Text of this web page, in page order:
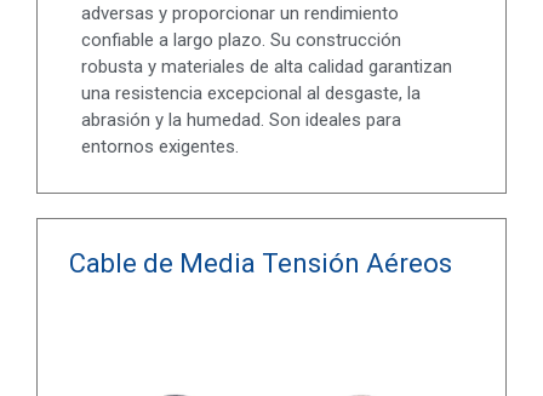
adversas y proporcionar un rendimiento
confiable a largo plazo. Su construcción
robusta y materiales de alta calidad garantizan
una resistencia excepcional al desgaste, la
abrasión y la humedad. Son ideales para
entornos exigentes.
Cable de Media Tensión Aéreos